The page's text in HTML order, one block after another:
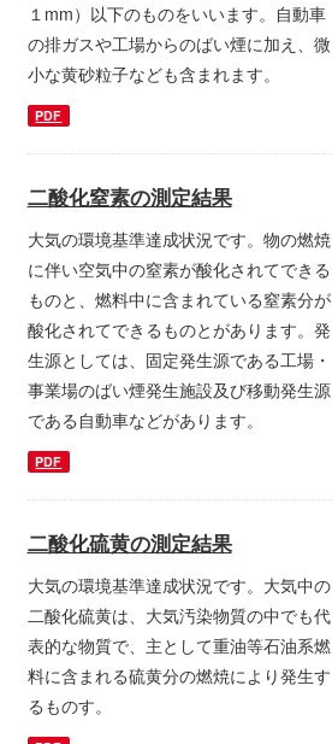
１mm）以下のものをいいます。自動車
の排ガスや工場からのばい煙に加え、微
小な黄砂粒子なども含まれます。
PDF
二酸化窒素の測定結果
大気の環境基準達成状況です。物の燃焼
に伴い空気中の窒素が酸化されてできる
ものと、燃料中に含まれている窒素分が
酸化されてできるものとがあります。発
生源としては、固定発生源である工場・
事業場のばい煙発生施設及び移動発生源
である自動車などがあります。
PDF
二酸化硫黄の測定結果
大気の環境基準達成状況です。大気中の
二酸化硫黄は、大気汚染物質の中でも代
表的な物質で、主として重油等石油系燃
料に含まれる硫黄分の燃焼により発生す
るものす。